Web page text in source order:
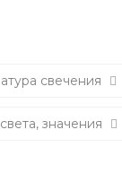
свечения
значения